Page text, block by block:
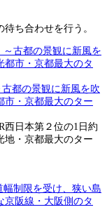
ち合わせを行う。
都の景観に新風を吹
市・京都最大のター
西日本第２位の1日約
地・京都最大のター